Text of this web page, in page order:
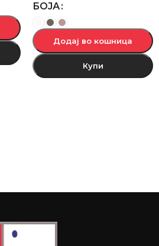
БОЈА
Додај во кошница
Купи